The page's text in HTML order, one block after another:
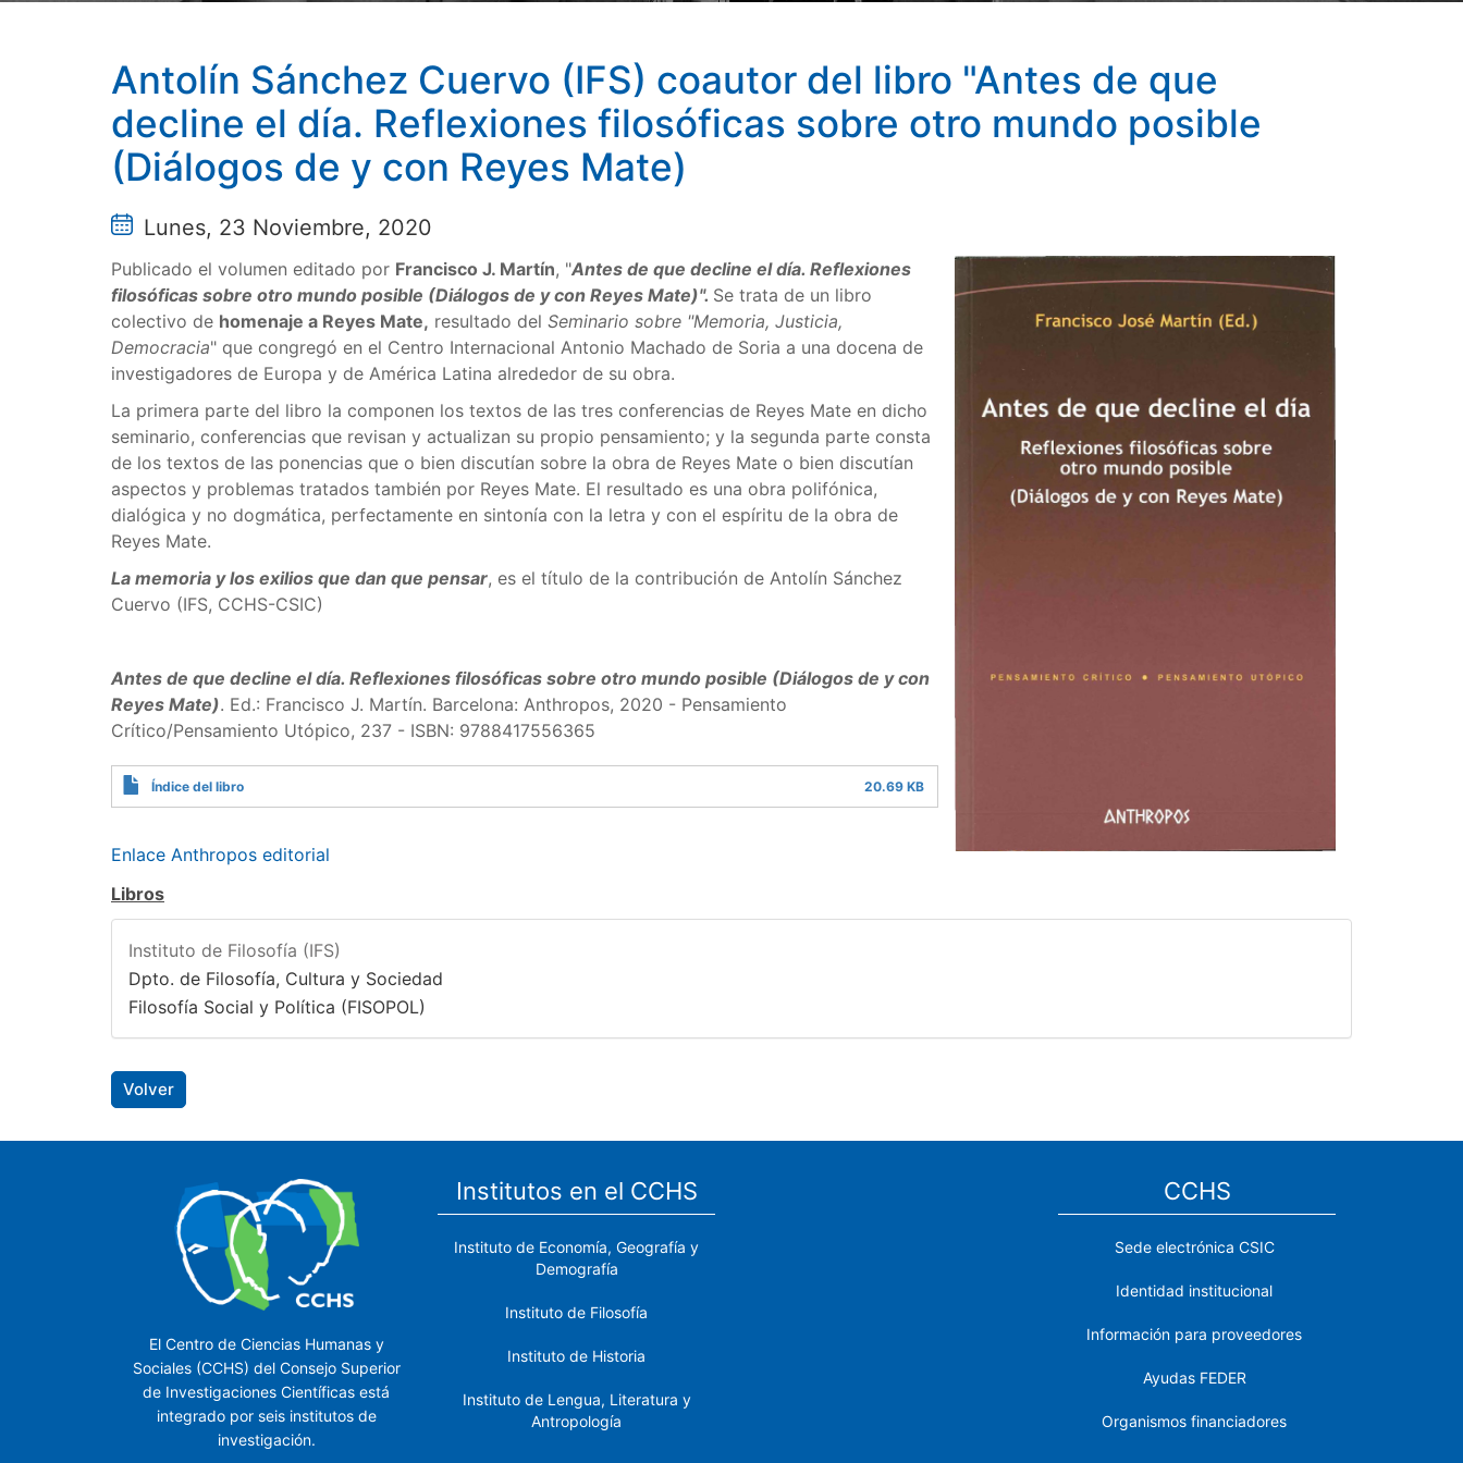
Antolín Sánchez Cuervo (IFS) coautor del libro "Antes de que
decline el día. Reflexiones filosóficas sobre otro mundo posible
(Diálogos de y con Reyes Mate)
Lunes, 23 Noviembre, 2020
Publicado el volumen editado por Francisco J. Martín, "Antes de que decline el día. Reflexiones
filosóficas sobre otro mundo posible (Diálogos de y con Reyes Mate)". Se trata de un libro
colectivo de homenaje a Reyes Mate, resultado del Seminario sobre "Memoria, Justicia,
Democracia" que congregó en el Centro Internacional Antonio Machado de Soria a una docena de
investigadores de Europa y de América Latina alrededor de su obra.
La primera parte del libro la componen los textos de las tres conferencias de Reyes Mate en dicho
seminario, conferencias que revisan y actualizan su propio pensamiento; y la segunda parte consta
de los textos de las ponencias que o bien discutían sobre la obra de Reyes Mate o bien discutían
aspectos y problemas tratados también por Reyes Mate. El resultado es una obra polifónica,
dialógica y no dogmática, perfectamente en sintonía con la letra y con el espíritu de la obra de
Reyes Mate.
La memoria y los exilios que dan que pensar, es el título de la contribución de Antolín Sánchez
Cuervo (IFS, CCHS-CSIC)
Antes de que decline el día. Reflexiones filosóficas sobre otro mundo posible (Diálogos de y con
Reyes Mate). Ed.: Francisco J. Martín. Barcelona: Anthropos, 2020 - Pensamiento
Crítico/Pensamiento Utópico, 237 - ISBN: 9788417556365
Índice del libro 20.69 KB
Enlace Anthropos editorial
Libros
Instituto de Filosofía (IFS)
Dpto. de Filosofía, Cultura y Sociedad
Filosofía Social y Política (FISOPOL)
Volver
El Centro de Ciencias Humanas y
Sociales (CCHS) del Consejo Superior
de Investigaciones Científicas está
integrado por seis institutos de
investigación.
Institutos en el CCHS
Instituto de Economía, Geografía y
Demografía
Instituto de Filosofía
Instituto de Historia
Instituto de Lengua, Literatura y
Antropología
CCHS
Sede electrónica CSIC
Identidad institucional
Información para proveedores
Ayudas FEDER
Organismos financiadores